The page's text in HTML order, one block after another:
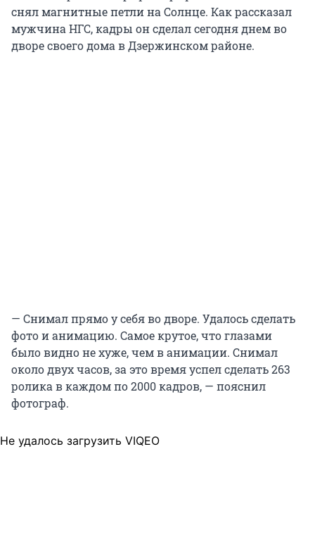
снял магнитные петли на Солнце. Как рассказал
мужчина НГС, кадры он сделал сегодня днем во
дворе своего дома в Дзержинском районе.
— Снимал прямо у себя во дворе. Удалось сделать
фото и анимацию. Самое крутое, что глазами
было видно не хуже, чем в анимации. Снимал
около двух часов, за это время успел сделать 263
ролика в каждом по 2000 кадров, — пояснил
фотограф.
Не удалось загрузить VIQEO